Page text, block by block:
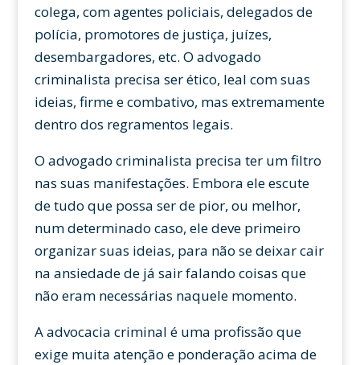
colega, com agentes policiais, delegados de
polícia, promotores de justiça, juízes,
desembargadores, etc. O advogado
criminalista precisa ser ético, leal com suas
ideias, firme e combativo, mas extremamente
dentro dos regramentos legais.
O advogado criminalista precisa ter um filtro
nas suas manifestações. Embora ele escute
de tudo que possa ser de pior, ou melhor,
num determinado caso, ele deve primeiro
organizar suas ideias, para não se deixar cair
na ansiedade de já sair falando coisas que
não eram necessárias naquele momento.
A advocacia criminal é uma profissão que
exige muita atenção e ponderação acima de